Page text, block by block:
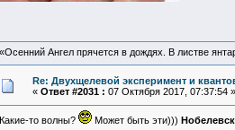
«Осенний Ангел прячется в дождях. В листве
Re: Двухщелевой эксперимент и
« Ответ #2031 : 07 Октября 2017, 07:37:54 »
Какие-то волны? Может быть эти)))